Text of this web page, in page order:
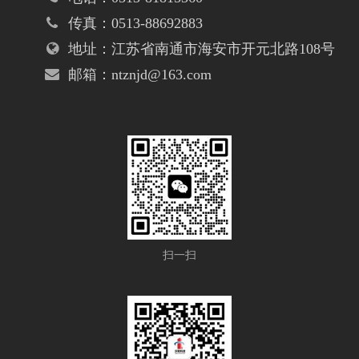
传真：0513-88692883
地址：江苏省南通市海安市开元北路108号
邮箱：ntznjd@163.com
扫一扫